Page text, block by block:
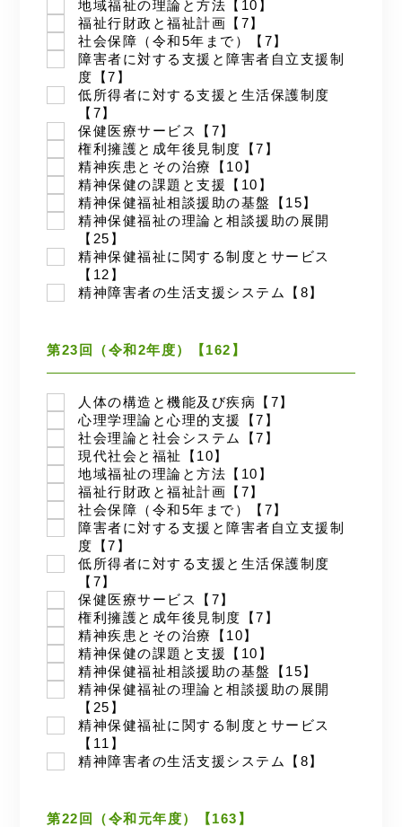
地域福祉の理論と方法【10】
福祉行財政と福祉計画【7】
社会保障（令和5年まで）【7】
障害者に対する支援と障害者自立支援制
度【7】
低所得者に対する支援と生活保護制度
【7】
保健医療サービス【7】
権利擁護と成年後見制度【7】
精神疾患とその治療【10】
精神保健の課題と支援【10】
精神保健福祉相談援助の基盤【15】
精神保健福祉の理論と相談援助の展開
【25】
精神保健福祉に関する制度とサービス
【12】
精神障害者の生活支援システム【8】
第23回（令和2年度）【162】
人体の構造と機能及び疾病【7】
心理学理論と心理的支援【7】
社会理論と社会システム【7】
現代社会と福祉【10】
地域福祉の理論と方法【10】
福祉行財政と福祉計画【7】
社会保障（令和5年まで）【7】
障害者に対する支援と障害者自立支援制
度【7】
低所得者に対する支援と生活保護制度
【7】
保健医療サービス【7】
権利擁護と成年後見制度【7】
精神疾患とその治療【10】
精神保健の課題と支援【10】
精神保健福祉相談援助の基盤【15】
精神保健福祉の理論と相談援助の展開
【25】
精神保健福祉に関する制度とサービス
【11】
精神障害者の生活支援システム【8】
第22回（令和元年度）【163】